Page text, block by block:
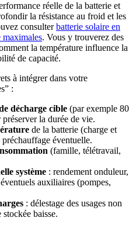
réelle de la batterie et
la résistance au froid et les
consulterbatterie solaire en
maximales. Vous y trouverez des
la température influence la
de capacité.
à intégrer dans votre
:
décharge cible (par exemple 80
la durée de vie.
de la batterie (charge et
éventuelle.
(famille, télétravail,
système : rendement onduleur,
auxiliaires (pompes,
: délestage des usages non
baisse.